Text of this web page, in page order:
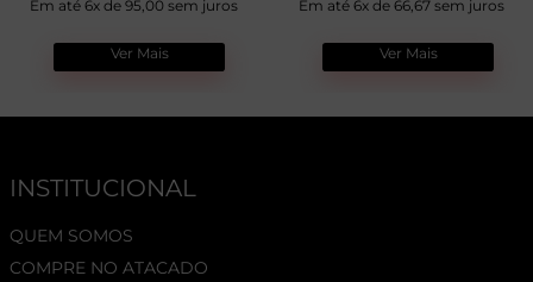
Em até 6x de 95,00 sem juros
Ver Mais
Em até 6x de 66,67 sem juros
Ver Mais
INSTITUCIONAL
QUEM SOMOS
COMPRE NO ATACADO